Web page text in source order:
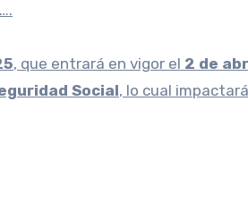
, que entrará en vigor el 2 de
Social, lo cual impactará